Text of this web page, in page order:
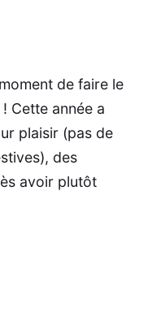
de faire le
Cette année a
plaisir (pas de
des
avoir plutôt